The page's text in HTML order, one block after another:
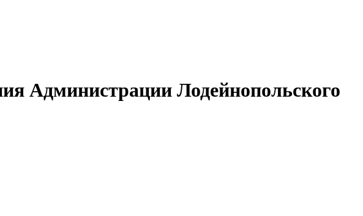
Администрации Лодейнопольского